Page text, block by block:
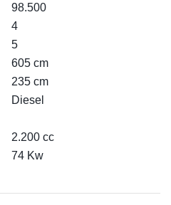
98.500
4
5
605 cm
235 cm
Diesel
2.200 cc
74 Kw